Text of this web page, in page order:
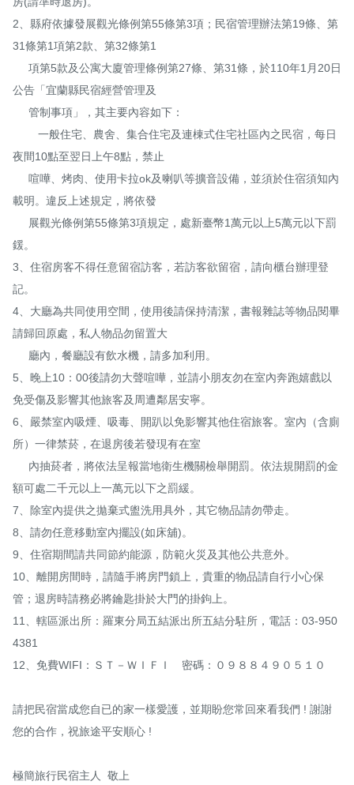
2、縣府依據發展觀光條例第55條第3項；民宿管理辦法第19條、第
31條第1項第2款、第32條第1
公告「宜蘭縣民宿經營管理及
夜間10點至翌日上午8點，禁止
載明。違反上述規定，將依發
鍰。
3、住宿房客不得任意留宿訪客，若訪客欲留宿，請向櫃台辦理登
記。
4、大廳為共同使用空間，使用後請保持清潔，書報雜誌等物品閱畢
請歸回原處，私人物品勿留置大
5、晚上10：00後請勿大聲喧嘩，並請小朋友勿在室內奔跑嬉戲以
免受傷及影響其他旅客及周遭鄰居安寧。
6、嚴禁室內吸煙、吸毒、開趴以免影響其他住宿旅客。室內（含廁
所）一律禁菸，在退房後若發現有在室
額可處二千元以上一萬元以下之罰緩。
7、除室內提供之拋棄式盥洗用具外，其它物品請勿帶走。
8、請勿任意移動室內擺設(如床舖)。
9、住宿期間請共同節約能源，防範火災及其他公共意外。
10、離開房間時，請隨手將房門鎖上，貴重的物品請自行小心保
管；退房時請務必將鑰匙掛於大門的掛鉤上。
11、轄區派出所：羅東分局五結派出所五結分駐所，電話：03-950
4381
12、免費WIFI：ＳＴ－ＷＩＦＩ　密碼：０９８８４９０５１０
請把民宿當成您自已的家一樣愛護，並期盼您常回來看我們 ! 謝謝
您的合作，祝旅途平安順心 !
極簡旅行民宿主人  敬上